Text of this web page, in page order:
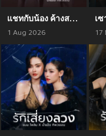
แชทกับน้อง ค้างสายกับเขา
1 Aug 2026
เ
17